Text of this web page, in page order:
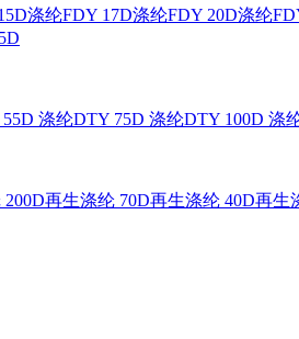
涤纶FDY 17D涤纶FDY 20D涤纶
涤纶DTY 75D 涤纶DTY 100D 涤
再生涤纶 70D再生涤纶 40D再生